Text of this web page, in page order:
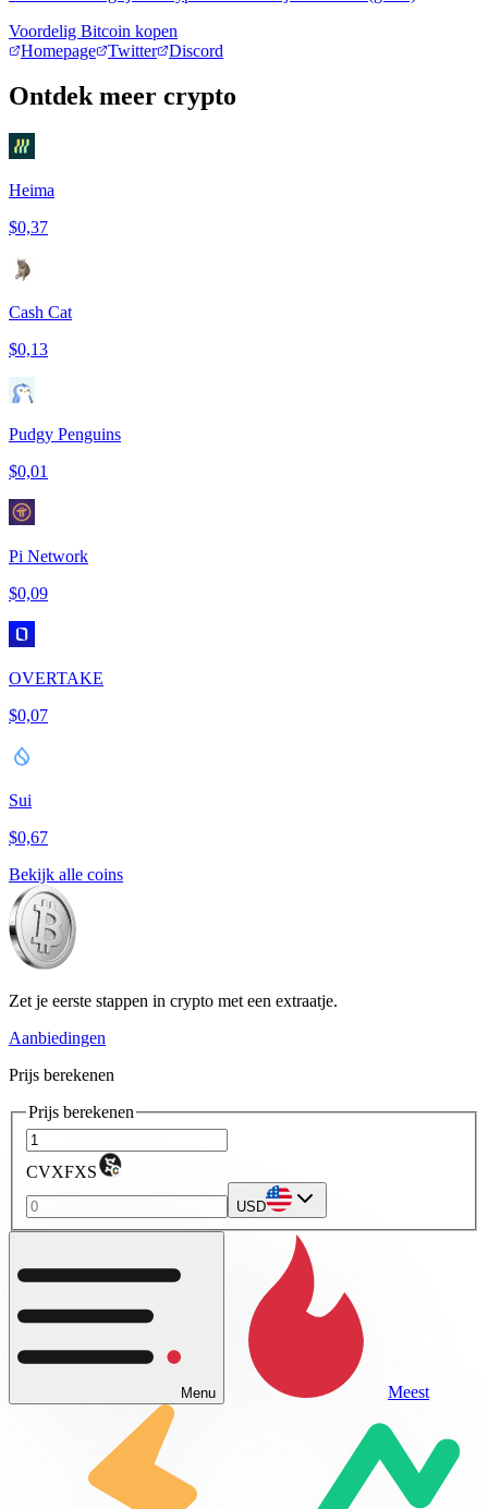
Voordelig Bitcoin kopen
Homepage
Twitter Discord
Ontdek meer crypto
Heima
$0,37
Cash Cat
$0,13
Pudgy Penguins
$0,01
Pi Network
$0,09
OVERTAKE
$0,07
Sui
$0,67
Bekijk alle coins
Zet je eerste stappen in crypto met een extraatje.
Aanbiedingen
Prijs berekenen
Prijs berekenen
CVXFXS
USD
Menu Meest